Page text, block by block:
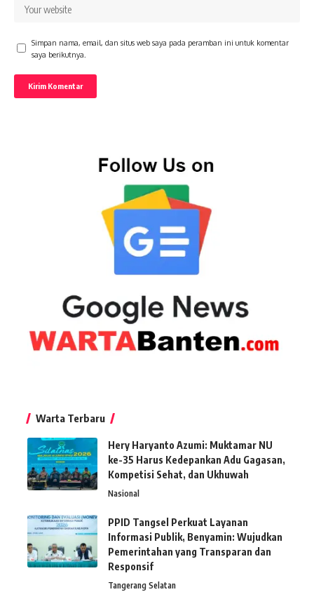
Simpan nama, email, dan situs web saya pada peramban ini untuk komentar
saya berikutnya.
Warta Terbaru
Hery Haryanto Azumi: Muktamar NU
ke-35 Harus Kedepankan Adu Gagasan,
Kompetisi Sehat, dan Ukhuwah
Nasional
PPID Tangsel Perkuat Layanan
Informasi Publik, Benyamin: Wujudkan
Pemerintahan yang Transparan dan
Responsif
Tangerang Selatan